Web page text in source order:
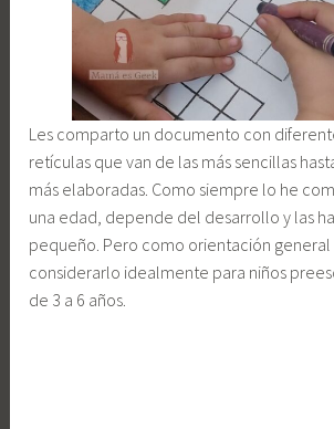
Les comparto un documento con
retículas que van de las más sencillas
más elaboradas. Como siempre lo he
una edad, depende del desarrollo y las
pequeño. Pero como orientación
considerarlo idealmente para niños
de 3 a 6 años.